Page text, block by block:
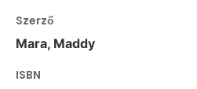
Szerző
Mara, Maddy
ISBN